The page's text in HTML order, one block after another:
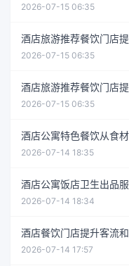
2026-07-15 06:35
酒店旅游推荐餐饮门店
2026-07-15 06:35
酒店旅游推荐餐饮门店
2026-07-15 06:35
酒店公寓特色餐饮从食
2026-07-14 18:35
酒店公寓饭店卫生出品
2026-07-14 18:34
酒店餐饮门店提升客流
2026-07-14 17:57